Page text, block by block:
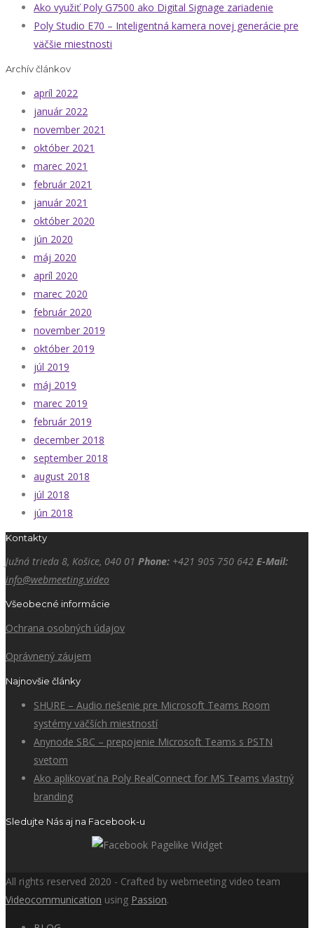
Ako využiť Poly G7500 ako Digital Signage zariadenie
Poly Studio E70 – Inteligentná kamera novej generácie pre
väčšie miestnosti
Archív článkov
apríl 2022
január 2022
november 2021
október 2021
marec 2021
február 2021
január 2021
október 2020
jún 2020
máj 2020
apríl 2020
marec 2020
február 2020
november 2019
október 2019
júl 2019
máj 2019
marec 2019
február 2019
december 2018
september 2018
august 2018
júl 2018
jún 2018
Kontakty
Južná trieda 8, Košice, 040 01 Phone: +421 905 750 642 E-Mail:
info@webmeeting.video
Všeobecné informácie
Ochrana osobných údajov
Oprávnený záujem
Najnovšie články
SHURE – Audio riešenie pre Microsoft Teams Room
systémy väčších miestností
Anynode SBC – prepojenie Microsoft Teams s PSTN
svetom
Ako aplikovať na Poly RealConnect for MS Teams vlastný
branding
Sledujte Nás aj na Facebook-u
All rights reserved 2020 - Crafted by webmeeting video team
Videocommunication using Passion.